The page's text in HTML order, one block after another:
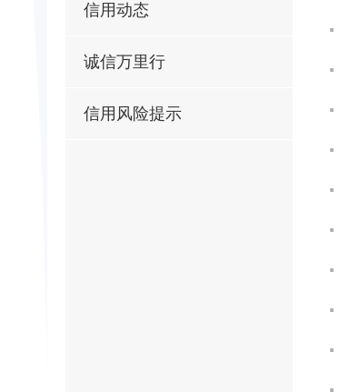
信用动态
诚信万里行
信用风险提示